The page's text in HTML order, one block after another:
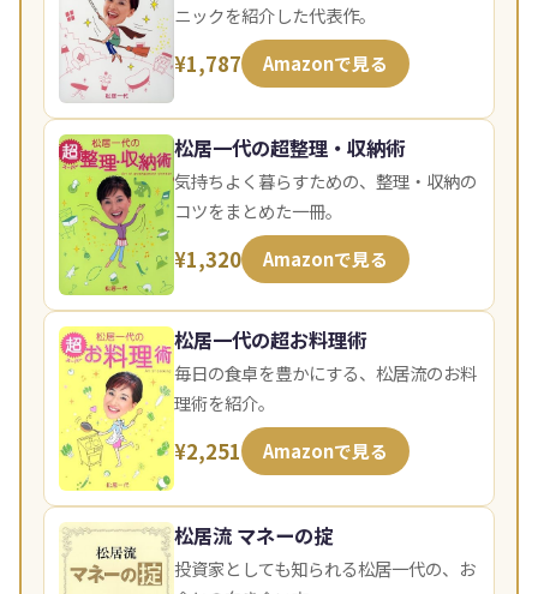
ニックを紹介した代表作。
¥1,787 Amazonで見る
松居一代の超整理・収納術
気持ちよく暮らすための、整理・収納の
コツをまとめた一冊。
¥1,320 Amazonで見る
松居一代の超お料理術
毎日の食卓を豊かにする、松居流のお料
理術を紹介。
¥2,251 Amazonで見る
松居流 マネーの掟
投資家としても知られる松居一代の、お